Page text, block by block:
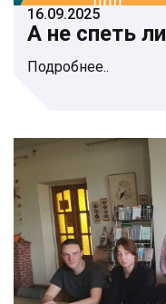
16.09.2025
А не спеть
Подробнее..